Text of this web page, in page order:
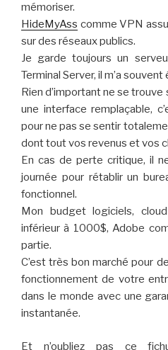
mémoriser.
HideMyAss comme VPN
sur des réseaux publics.
Je garde toujours un
Terminal Server, il m’a souvent
Rien d’important ne se trouve
une interface remplaçable,
pour ne pas se sentir
dont tout vos revenus et vos
En cas de perte critique, il
journée pour rétablir un
fonctionnel.
Mon budget logiciels,
inférieur à 1000$, Adobe
partie.
C’est très bon marché pour
fonctionnement de votre
dans le monde avec une
instantanée.
Et n’oubliez pas ce